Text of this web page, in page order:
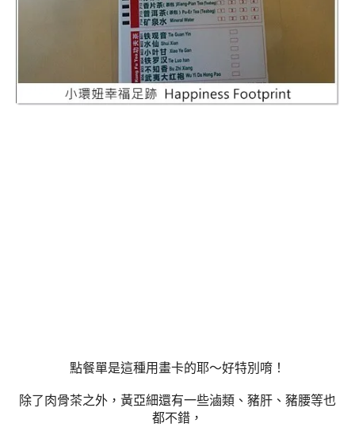
點餐單是這種用畫卡的耶～好特別唷！
除了肉骨茶之外，黃亞細還有一些滷類、豬肝、豬腰等也
都不錯，